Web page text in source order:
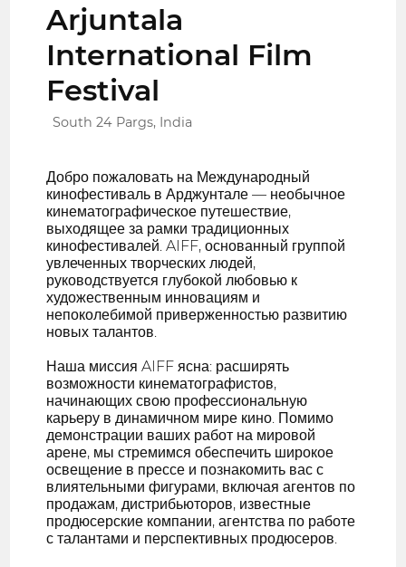
Arjuntala
International Film
Festival
South 24 Pargs, India
Добро пожаловать на Международный
кинофестиваль в Арджунтале — необычное
кинематографическое путешествие,
выходящее за рамки традиционных
кинофестивалей. AIFF, основанный группой
увлеченных творческих людей,
руководствуется глубокой любовью к
художественным инновациям и
непоколебимой приверженностью развитию
новых талантов.
Наша миссия AIFF ясна: расширять
возможности кинематографистов,
начинающих свою профессиональную
карьеру в динамичном мире кино. Помимо
демонстрации ваших работ на мировой
арене, мы стремимся обеспечить широкое
освещение в прессе и познакомить вас с
влиятельными фигурами, включая агентов по
продажам, дистрибьюторов, известные
продюсерские компании, агентства по работе
с талантами и перспективных продюсеров.